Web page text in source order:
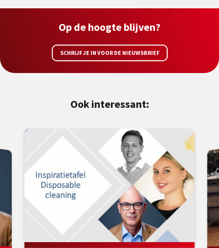
Op de hoogte blijven?
SCHRIJF JE IN VOOR DE NIEUWSBRIEF
Ook interessant: